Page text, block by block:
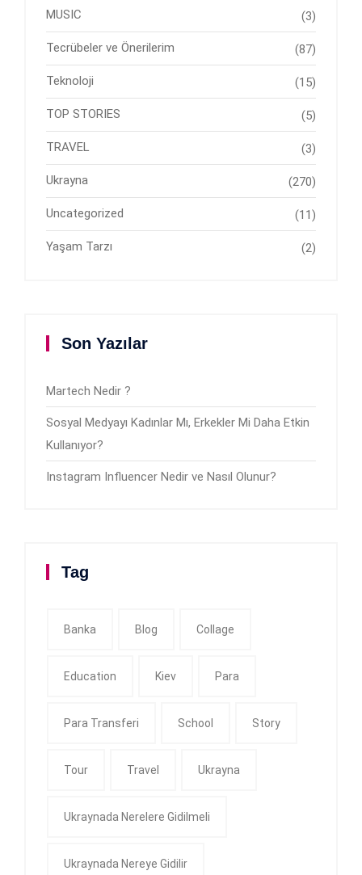
MUSIC (3)
Tecrübeler ve Önerilerim (87)
Teknoloji (15)
TOP STORIES (5)
TRAVEL (3)
Ukrayna (270)
Uncategorized (11)
Yaşam Tarzı (2)
Son Yazılar
Martech Nedir ?
Sosyal Medyayı Kadınlar Mı, Erkekler Mi Daha Etkin
Kullanıyor?
Instagram Influencer Nedir ve Nasıl Olunur?
Tag
Banka Blog Collage
Education Kiev Para
Para Transferi School Story
Tour Travel Ukrayna
Ukraynada Nerelere Gidilmeli
Ukraynada Nereye Gidilir